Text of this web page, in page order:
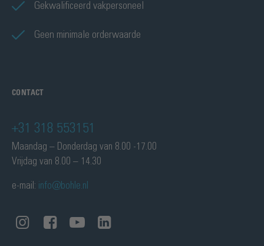
Gekwalificeerd vakpersoneel
Geen minimale orderwaarde
CONTACT
+31 318 553151
Maandag – Donderdag van 8.00 -17.00
Vrijdag van 8.00 – 14.30
e-mail: info@bohle.nl